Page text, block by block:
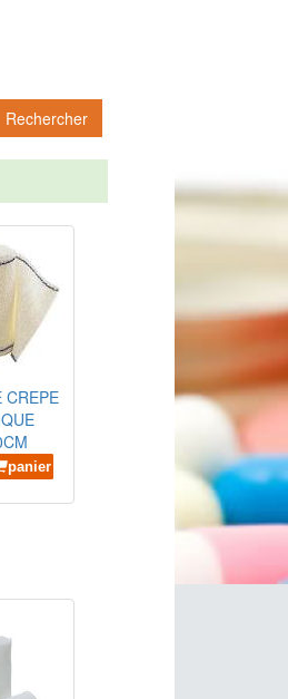
Rechercher
CREPE
panier